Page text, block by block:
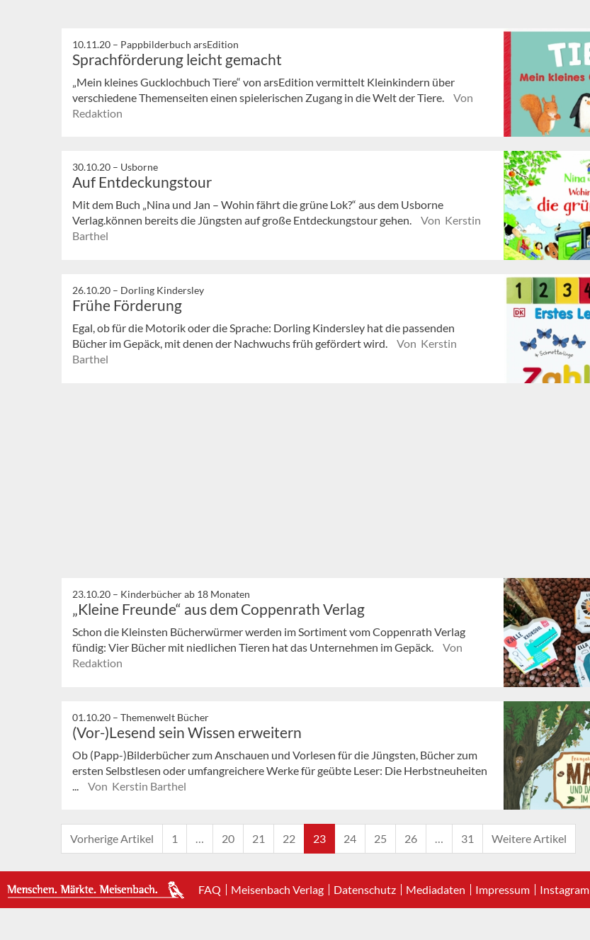
10.11.20 – Pappbilderbuch arsEdition
Sprachförderung leicht gemacht
„Mein kleines Gucklochbuch Tiere“ von arsEdition vermittelt Kleinkindern über
verschiedene Themenseiten einen spielerischen Zugang in die Welt der Tiere.
Von
Redaktion
30.10.20 – Usborne
Auf Entdeckungstour
Mit dem Buch „Nina und Jan – Wohin fährt die grüne Lok?“ aus dem Usborne
Verlag.können bereits die Jüngsten auf große Entdeckungstour gehen.
Von Kerstin
Barthel
26.10.20 – Dorling Kindersley
Frühe Förderung
Egal, ob für die Motorik oder die Sprache: Dorling Kindersley hat die passenden
Bücher im Gepäck, mit denen der Nachwuchs früh gefördert wird.
Von Kerstin
Barthel
23.10.20 – Kinderbücher ab 18 Monaten
„Kleine Freunde“ aus dem Coppenrath Verlag
Schon die Kleinsten Bücherwürmer werden im Sortiment vom Coppenrath Verlag
fündig: Vier Bücher mit niedlichen Tieren hat das Unternehmen im Gepäck.
Von
Redaktion
01.10.20 – Themenwelt Bücher
(Vor-)Lesend sein Wissen erweitern
Ob (Papp-)Bilderbücher zum Anschauen und Vorlesen für die Jüngsten, Bücher zum
ersten Selbstlesen oder umfangreichere Werke für geübte Leser: Die Herbstneuheiten
Von Kerstin Barthel
Vorherige Artikel 1 … 20 21 22 23 24 25 26 … 31 Weitere Artikel
FAQ Meisenbach Verlag Datenschutz Mediadaten Impressum Instagram